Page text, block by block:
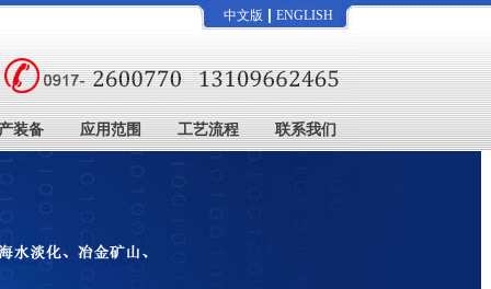
中文版 | ENGLISH
装备 应用范围 工艺流程 联系我们